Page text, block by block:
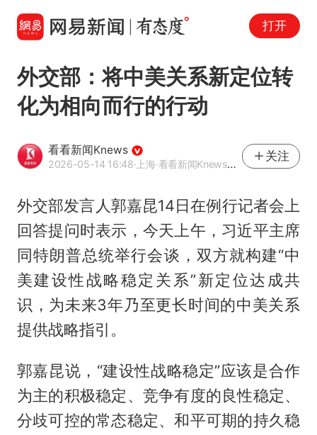
打开
外交部：将中美关系新定位转
化为相向而行的行动
看看新闻Knews
2026-05-14 16:48·上海·看看新闻Knews官方网易号
关注
外交部发言人郭嘉昆14日在例行记者会上
回答提问时表示，今天上午，习近平主席
同特朗普总统举行会谈，双方就构建“中
美建设性战略稳定关系”新定位达成共
识，为未来3年乃至更长时间的中美关系
提供战略指引。
郭嘉昆说，“建设性战略稳定”应该是合作
为主的积极稳定、竞争有度的良性稳定、
分歧可控的常态稳定、和平可期的持久稳